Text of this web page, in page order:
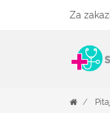
Za